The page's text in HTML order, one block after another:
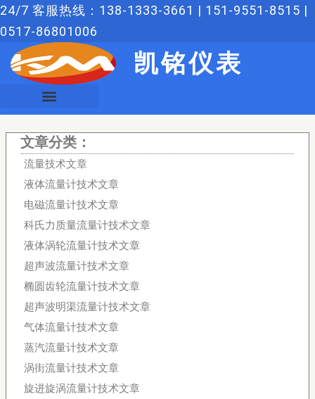
跳
至
24/7 客服热线：138-1333-3661 | 151-9551-8515 |
0517-86801006
凯铭仪表
文章分类：
流量技术文章
液体流量计技术文章
电磁流量计技术文章
科氏力质量流量计技术文章
液体涡轮流量计技术文章
超声波流量计技术文章
椭圆齿轮流量计技术文章
超声波明渠流量计技术文章
气体流量计技术文章
蒸汽流量计技术文章
涡街流量计技术文章
旋进旋涡流量计技术文章